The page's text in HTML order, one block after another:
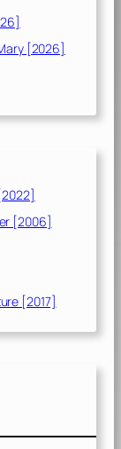
[2026]
[2006]
[2017]